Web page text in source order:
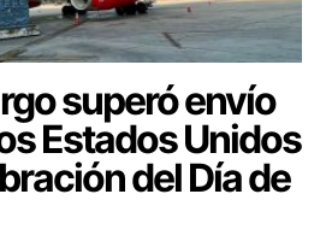
superó envío
Estados Unidos
del Día de